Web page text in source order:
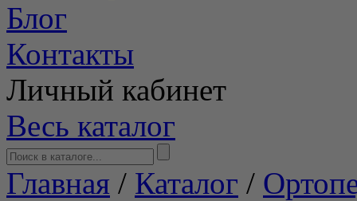
Блог
Контакты
Личный кабинет
Весь каталог
Главная / Каталог /